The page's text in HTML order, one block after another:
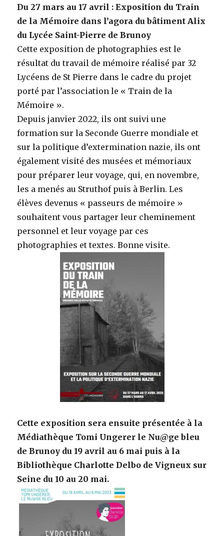
Sachsenhausen
Du 27 mars au 17 avril : Exposition du Train
de la Mémoire dans l’agora du bâtiment Alix
du Lycée Saint-Pierre de Brunoy
Cette exposition de photographies est le
résultat du travail de mémoire réalisé par 32
Lycéens de St Pierre dans le cadre du projet
porté par l’association le « Train de la
Mémoire ».
Depuis janvier 2022, ils ont suivi une
formation sur la Seconde Guerre mondiale et
sur la politique d’extermination nazie, ils ont
également visité des musées et mémoriaux
pour préparer leur voyage, qui, en novembre,
les a menés au Struthof puis à Berlin. Les
élèves devenus « passeurs de mémoire »
souhaitent vous partager leur cheminement
personnel et leur voyage par ces
photographies et textes. Bonne visite.
Cette exposition sera ensuite présentée à la
Médiathèque Tomi Ungerer le Nu@ge bleu
de Brunoy du 19 avril au 6 mai puis à la
Bibliothèque Charlotte Delbo de Vigneux sur
Seine du 10 au20 mai.